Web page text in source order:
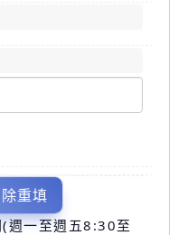
重填
週一至週五8:30至